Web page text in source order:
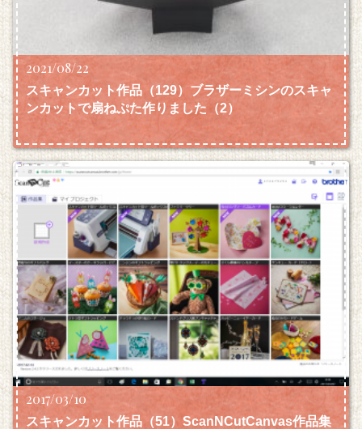
2021/08/22
スキャンカット作品（129）ブラザーミシンのスキャ
ンカットで扇ねぷた作りました（2）
2017/03/10
スキャンカット作品（51）ScanNCutCanvas作品集